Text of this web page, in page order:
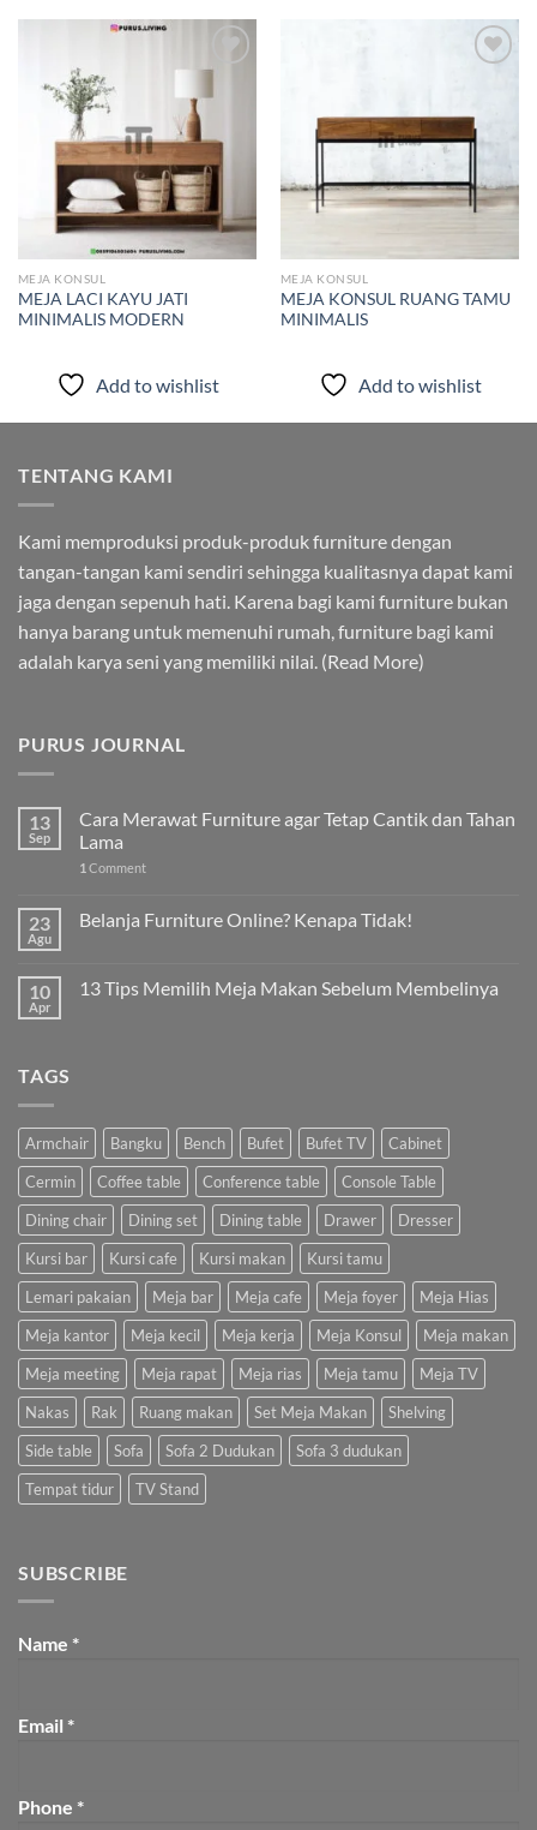
Add to
wishlist
MEJA KONSUL
MEJA LACI KAYU JATI
MINIMALIS MODERN
Add to wishlist
Add to
wishlist
MEJA KONSUL
MEJA KONSUL RUANG TAMU
MINIMALIS
Add to wishlist
TENTANG KAMI
Kami memproduksi produk-produk furniture dengan
tangan-tangan kami sendiri sehingga kualitasnya dapat kami
jaga dengan sepenuh hati. Karena bagi kami furniture bukan
hanya barang untuk memenuhi rumah, furniture bagi kami
adalah karya seni yang memiliki nilai. (Read More)
PURUS JOURNAL
13
Sep
Cara Merawat Furniture agar Tetap Cantik dan Tahan
Lama
1 Comment
23
Agu
Belanja Furniture Online? Kenapa Tidak!
10
Apr
13 Tips Memilih Meja Makan Sebelum Membelinya
TAGS
Armchair Bangku Bench Bufet Bufet TV
Cabinet
Cermin
Coffee table Conference table
Console Table
Dining chair
Dining set Dining table Drawer
Dresser
Kursi bar
Kursi cafe Kursi makan
Kursi tamu
Lemari pakaian
Meja bar Meja cafe Meja foyer
Meja Hias
Meja kantor
Meja kecil Meja kerja Meja Konsul
Meja makan
Meja meeting
Meja rapat Meja rias Meja tamu
Meja TV
Nakas
Rak Ruang makan Set Meja Makan
Shelving
Side table
Sofa Sofa 2 Dudukan
Sofa 3 dudukan
Tempat tidur
TV Stand
SUBSCRIBE
Name *
Email *
Phone *